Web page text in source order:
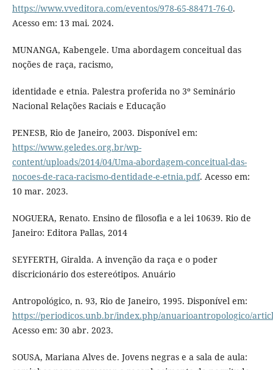
https://www.vveditora.com/eventos/978-65-88471-76-0.
Acesso em: 13 mai. 2024.
MUNANGA, Kabengele. Uma abordagem conceitual das
noções de raça, racismo,
identidade e etnia. Palestra proferida no 3º Seminário
Nacional Relações Raciais e Educação
PENESB, Rio de Janeiro, 2003. Disponível em:
https://www.geledes.org.br/wp-
content/uploads/2014/04/Uma-abordagem-conceitual-das-
nocoes-de-raca-racismo-dentidade-e-etnia.pdf. Acesso em:
10 mar. 2023.
NOGUERA, Renato. Ensino de filosofia e a lei 10639. Rio de
Janeiro: Editora Pallas, 2014
SEYFERTH, Giralda. A invenção da raça e o poder
discricionário dos estereótipos. Anuário
Antropológico, n. 93, Rio de Janeiro, 1995. Disponível em:
https://periodicos.unb.br/index.php/anuarioantropologico/
Acesso em: 30 abr. 2023.
SOUSA, Mariana Alves de. Jovens negras e a sala de aula: